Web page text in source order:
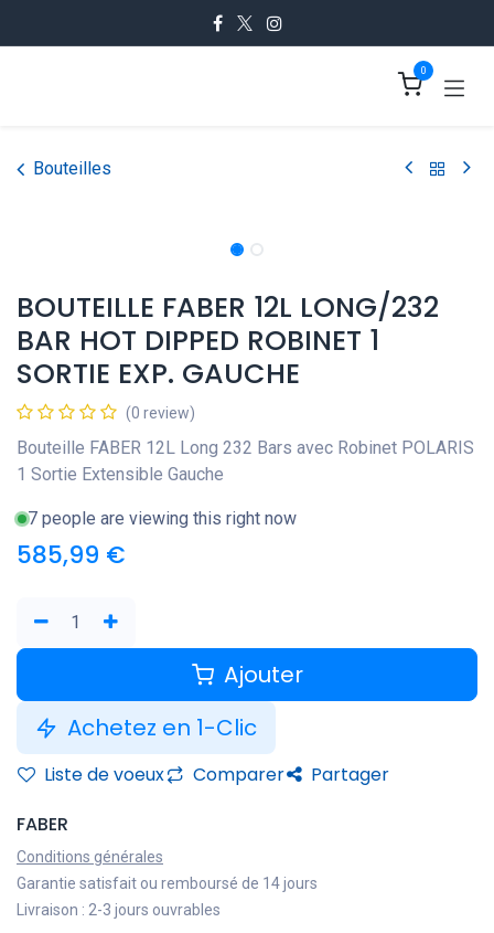
0
Bouteilles
BOUTEILLE FABER 12L LONG/232
BAR HOT DIPPED ROBINET 1
SORTIE EXP. GAUCHE
(0 review)
Bouteille FABER 12L Long 232 Bars avec Robinet POLARIS
1 Sortie Extensible Gauche
7 people are viewing this right now
585,99 €
Ajouter
Achetez en 1-Clic
Liste de voeux Comparer
Partager
FABER
Conditions générales
Garantie satisfait ou remboursé de 14 jours
Livraison : 2-3 jours ouvrables